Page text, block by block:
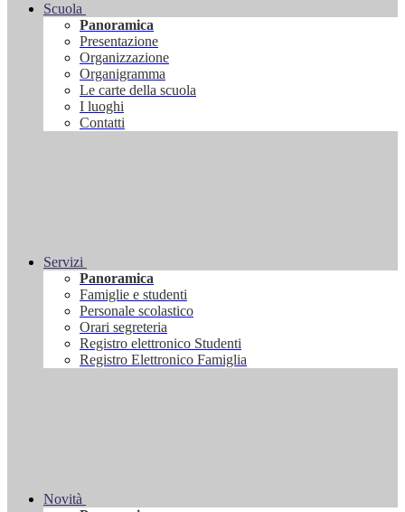
Scuola
Panoramica
Presentazione
Organizzazione
Organigramma
Le carte della scuola
I luoghi
Contatti
Servizi
Panoramica
Famiglie e studenti
Personale scolastico
Orari segreteria
Registro elettronico Studenti
Registro Elettronico Famiglia
Novità